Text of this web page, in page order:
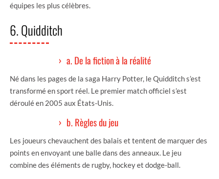
équipes les plus célèbres.
6. Quidditch
a. De la fiction à la réalité
Né dans les pages de la saga Harry Potter, le Quidditch s’est
transformé en sport réel. Le premier match officiel s’est
déroulé en 2005 aux États-Unis.
b. Règles du jeu
Les joueurs chevauchent des balais et tentent de marquer des
points en envoyant une balle dans des anneaux. Le jeu
combine des éléments de rugby, hockey et dodge-ball.